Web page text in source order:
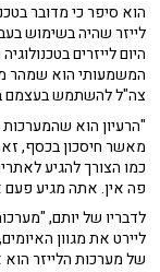
הוא סיפר כי מדובר
לייזר שהיה בשימוש
היום לייזרים
המשמעותי הוא שמהר
צה"ל להשתמש בעצמם
"הרעיון הוא
מאשר חיסכון בכסף,
כמו הצורך להגיע
פה אין. אתה מגיע פעם
לדבריו של יותם,
ליירט את מגוון
של מערכות הלייזר הוא